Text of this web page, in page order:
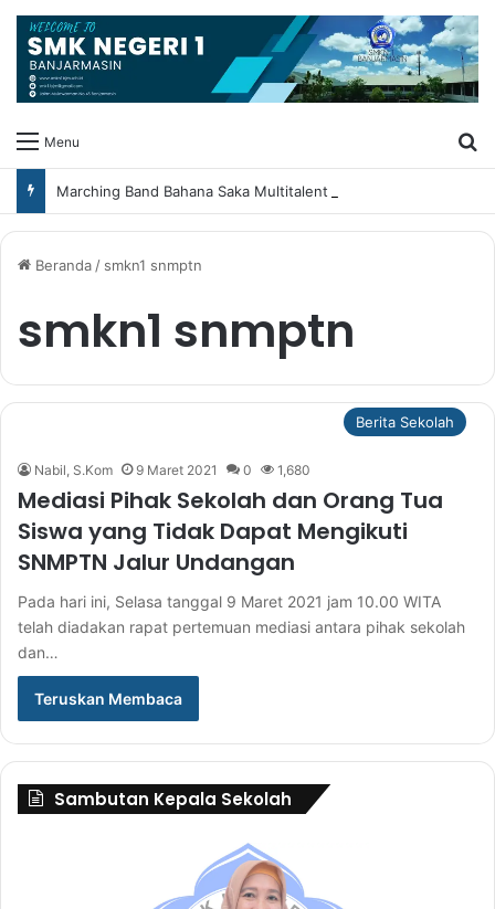
Menu
Beranda/ smkn1 snmptn
smkn1 snmptn
Berita Sekolah
Nabil, S.Kom 9 Maret 2021 0 1,680
Mediasi Pihak Sekolah dan Orang Tua
Siswa yang Tidak Dapat Mengikuti
SNMPTN Jalur Undangan
Pada hari ini, Selasa tanggal 9 Maret 2021 jam 10.00 WITA
telah diadakan rapat pertemuan mediasi antara pihak sekolah
dan…
Teruskan Membaca
Sambutan Kepala Sekolah